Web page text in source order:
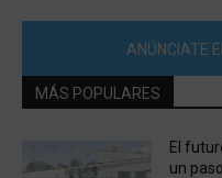
ANÚNCIATE
MÁS POPULARES
El
un